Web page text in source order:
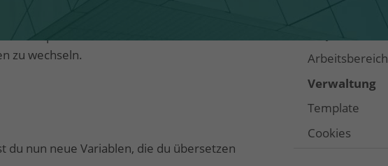
zu wechseln.
du nun neue Variablen, die du übersetzen
Arbeitsbereich
Verwaltung
Template
Cookies